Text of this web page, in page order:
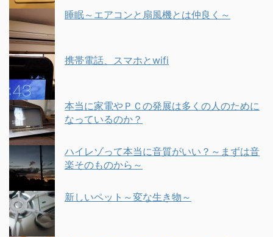
睡眠～エアコンと扇風機とは仲良く～
携帯電話、スマホとwifi
本当に家電やＰＣの発展は多くの人のために
なっているのか？
ハイレゾって本当に音質がいい？～まずは音
楽そのものから～
新しいペット～変な生き物～